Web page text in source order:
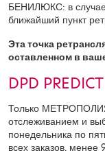
БЕНИЛЮКС: в случае
ближайший пункт
Эта точка
оставленном в
DPD PREDICT
Только
отслеживанием и
понедельника по
всех заказов. менее